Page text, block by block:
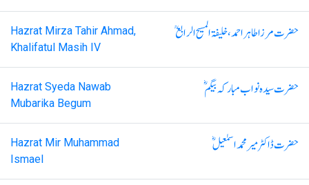
حضرت مرزا طاہر احمد، خلیفۃ المسیح الرابعؒ
Hazrat Mirza Tahir Ahmad,
Khalifatul Masih IV
حضرت سیدہ نواب مبارکہ بیگمؓ
Hazrat Syeda Nawab
Mubarika Begum
حضرت ڈاکٹر میر محمد اسمٰعیلؓ
Hazrat Mir Muhammad
Ismael